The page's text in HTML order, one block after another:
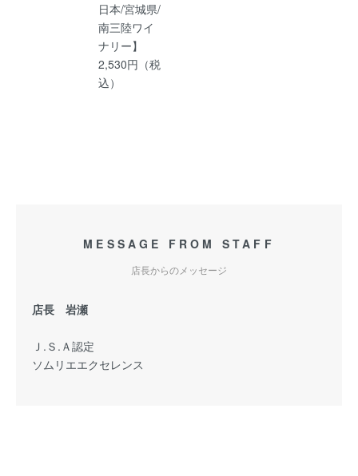
日本/宮城県/
南三陸ワイ
ナリー】
2,530円（税
込）
MESSAGE FROM STAFF
店長からのメッセージ
店長 岩瀬
Ｊ.Ｓ.Ａ認定
ソムリエエクセレンス